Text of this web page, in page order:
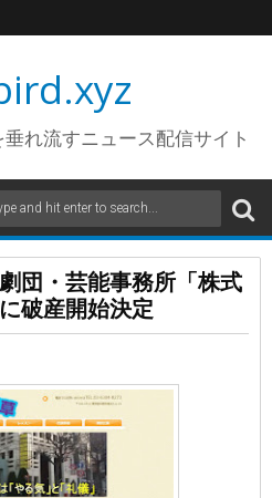
れ流すニュース配信サイト
団・芸能事務所「株式
破産開始決定